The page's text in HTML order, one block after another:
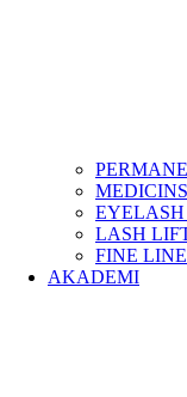
LASH
FINE
AKADEMI